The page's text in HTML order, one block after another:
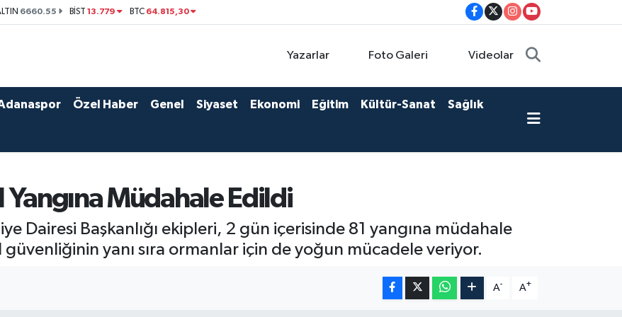
6660.55 BİST13.779 BTC 64.815,30
Yazarlar Foto Galeri Videolar
Özel Haber Genel Siyaset Ekonomi Eğitim Kültür-Sanat Sağlık
Yangına Müdahale Edildi
Dairesi Başkanlığı ekipleri, 2 gün içerisinde 81 yangına müdahale
yanı sıra ormanlar için de yoğun mücadele veriyor.
A- A+